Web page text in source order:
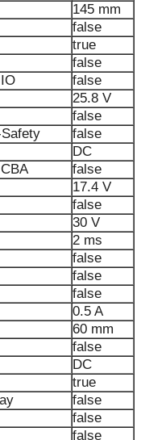
145 mm
false
true
false
false
25.8 V
false
false
DC
false
17.4 V
false
30 V
2 ms
false
false
false
0.5 A
60 mm
false
DC
true
false
false
false